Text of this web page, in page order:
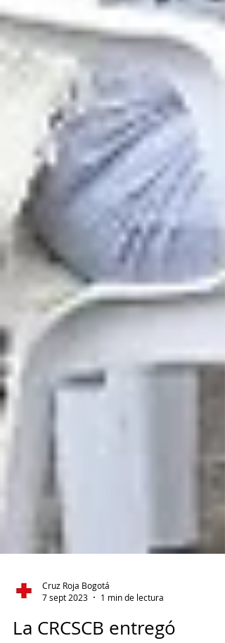
Cruz Roja Bogotá
7 sept 2023
1 min de lectura